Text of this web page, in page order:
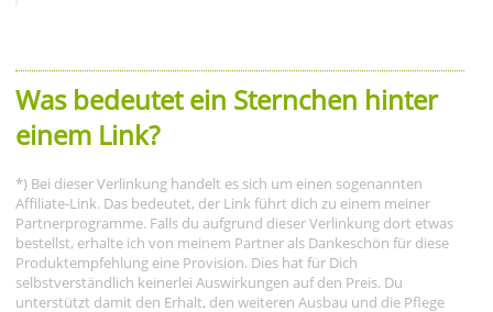
Was bedeutet ein Sternchen hinter
einem Link?
*) Bei dieser Verlinkung handelt es sich um einen sogenannten
Affiliate-Link. Das bedeutet, der Link führt dich zu einem meiner
Partnerprogramme. Falls du aufgrund dieser Verlinkung dort etwas
bestellst, erhalte ich von meinem Partner als Dankeschön für diese
Produktempfehlung eine Provision. Dies hat für Dich
selbstverständlich keinerlei Auswirkungen auf den Preis. Du
unterstützt damit den Erhalt, den weiteren Ausbau und die Pflege